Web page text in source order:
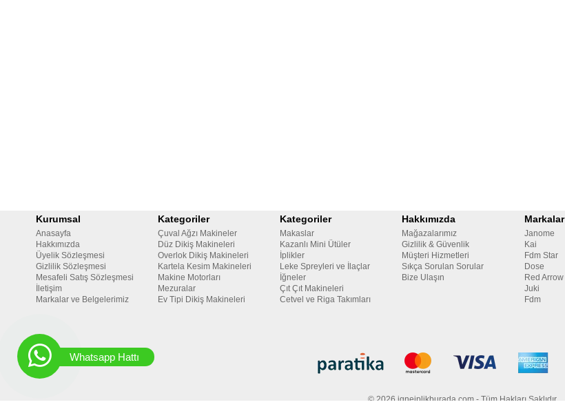
Kurumsal
Anasayfa
Hakkımızda
Üyelik Sözleşmesi
Gizlilik Sözleşmesi
Mesafeli Satış Sözleşmesi
İletişim
Markalar ve Belgelerimiz
Kategoriler
Çuval Ağzı Makineler
Düz Dikiş Makineleri
Overlok Dikiş Makineleri
Kartela Kesim Makineleri
Makine Motorları
Mezuralar
Ev Tipi Dikiş Makineleri
Kategoriler
Makaslar
Kazanlı Mini Ütüler
İplikler
Leke Spreyleri ve İlaçlar
İğneler
Çıt Çıt Makineleri
Cetvel ve Riga Takımları
Hakkımızda
Mağazalarımız
Gizlilik & Güvenlik
Müşteri Hizmetleri
Sıkça Sorulan Sorular
Bize Ulaşın
Markalar
Janome
Kai
Fdm Star
Dose
Red Arrow
Juki
Fdm
© 2026 igneiplikburada.com - Tüm Hakları Saklıdır.
Whatsapp Hattı